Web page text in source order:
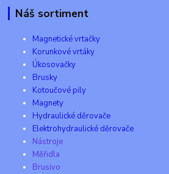
Náš sortiment
Magnetické vrtačky
Korunkové vrtáky
Úkosovačky
Brusky
Kotoučové pily
Magnety
Hydraulické děrovače
Elektrohydraulické děrovače
Nástroje
Měřidla
Brusivo